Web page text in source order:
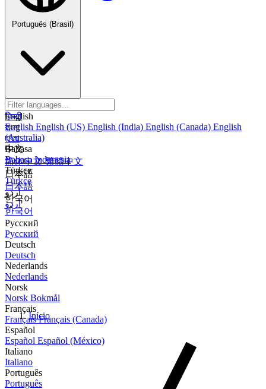
Português (Brasil)
العربية
हिन्दी
हिन्दी
বাংলা
বাংলা
Bahasa
Bahasa Indonesia
Türkçe
Türkçe
اردو
اردو
Português (Brasil)
English
English English (US) English (India) English (Canada) English
(Australia)
中文
简体中文繁體中文
日本語
日本語
한국어
한국어
Русский
Русский
Deutsch
Deutsch
Nederlands
Nederlands
Norsk
Norsk Bokmål
Français
FrançaisFrançais (Canada)
Español
Español Español (México)
Italiano
Italiano
Português
Português
Início